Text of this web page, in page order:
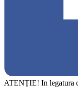
ATENȚIE! In legatura